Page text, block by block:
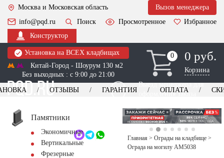
Москва и Московская область
Вызов менеджера
info@pqd.ru
Поиск Просмотренное
Избранное
Конструктор
Установка на ВСЕХ кладбищах
Китай-Город - Шоурум 130 м2
Без выходных : с 9:00 до 21:00
0
0 0 руб.
Корзина
Выезд менеджера для
оформления заказа
+7 (495) 518-44-23
Обратный звонок
ОТЗЫВЫ ГАРАНТИЯ ОПЛАТА
Памятники
Экономичные
Вертикальные
Фрезерные
Главная > Ограды на кладбище >
Ограда на могилу AM5038